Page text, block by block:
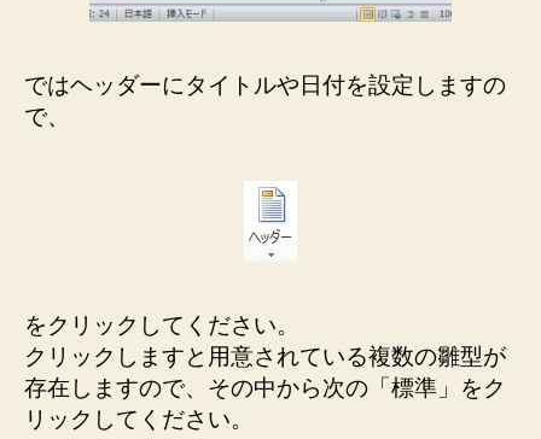
ではヘッダーにタイトルや日付を設定しますの
で、
をクリックしてください。
クリックしますと用意されている複数の雛型が
存在しますので、その中から次の「標準」をク
リックしてください。